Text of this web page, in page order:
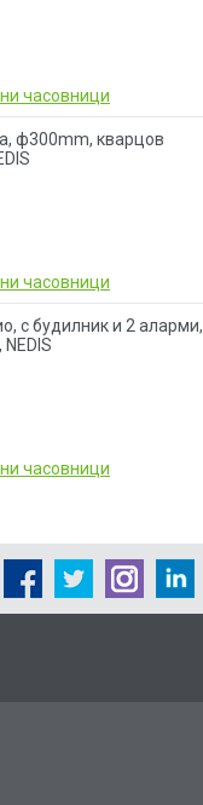
часовници
ф300mm, кварцов
часовници
с будилник и 2 аларми,
часовници